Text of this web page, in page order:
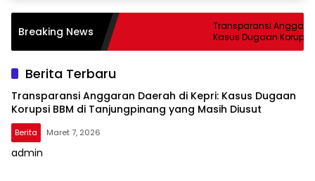
Breaking News
Transparansi
Kasus Dugaan Korupsi
Tanjungpinang yang
Berita Terbaru
Transparansi Anggaran Daerah di Kepri: Kasus Dugaan
Korupsi BBM di Tanjungpinang yang Masih Diusut
Berita Maret 7, 2026
admin